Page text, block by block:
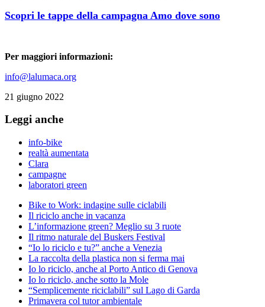
Scopri le tappe della campagna Amo dove sono
Per maggiori informazioni:
info@lalumaca.org
21 giugno 2022
Leggi anche
info-bike
realtà aumentata
Clara
campagne
laboratori green
Bike to Work: indagine sulle ciclabili
Il riciclo anche in vacanza
L’informazione green? Meglio su 3 ruote
Il ritmo naturale del Buskers Festival
“Io lo riciclo e tu?” anche a Venezia
La raccolta della plastica non si ferma mai
Io lo riciclo, anche al Porto Antico di Genova
Io lo riciclo, anche sotto la Mole
“Semplicemente riciclabili” sul Lago di Garda
Primavera col tutor ambientale